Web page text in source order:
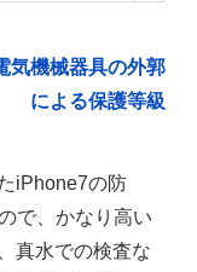
気機械器具の外郭
による保護等級
iPhone7の防
で、かなり高い
真水での検査な